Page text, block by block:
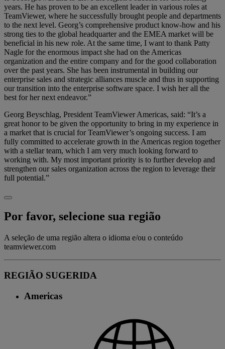
years. He has proven to be an excellent leader in various roles at
TeamViewer, where he successfully brought people and departments
to the next level. Georg’s comprehensive product know-how and his
strong ties to the global headquarter and the EMEA market will be
beneficial in his new role. At the same time, I want to thank Patty
Nagle for the enormous impact she had on the Americas
organization and the entire company and for the good collaboration
over the past years. She has been instrumental in building our
enterprise sales and strategic alliances muscle and thus in supporting
our transition into the enterprise software space. I wish her all the
best for her next endeavor.”
Georg Beyschlag, President TeamViewer Americas, said: “It’s a
great honor to be given the opportunity to bring in my experience in
a market that is crucial for TeamViewer’s ongoing success. I am
fully committed to accelerate growth in the Americas region together
with a stellar team, which I am very much looking forward to
working with. My most important priority is to further develop and
strengthen our sales organization across the region to leverage their
full potential.”
Por favor, selecione sua região
A seleção de uma região altera o idioma e/ou o conteúdo
teamviewer.com
REGIÃO SUGERIDA
Americas